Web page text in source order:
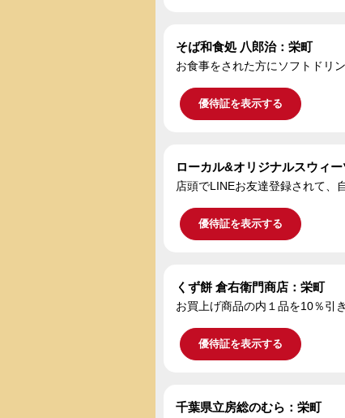
そば和食処 八郎治：栄町
お食事をされた方にソフトドリ
優待証を表示する
ローカル&オ
店頭でLINEお友達登録されて、
優待証を表示する
くず餅 倉右衛門商店：栄町
お買上げ商品の内１品を10％引き
優待証を表示する
千葉県立房総のむら：栄町